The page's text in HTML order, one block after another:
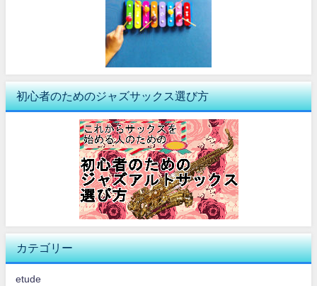
初心者のためのジャズサックス選び方
カテゴリー
etude